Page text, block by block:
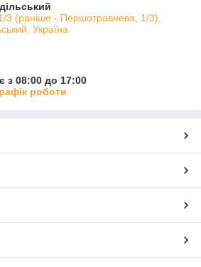
3 (раніше - Першотравнева, 1/3),
Україна
з 08:00 до 17:00
роботи